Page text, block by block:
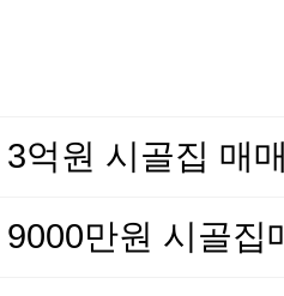
억원 시골집 매
만원 시골